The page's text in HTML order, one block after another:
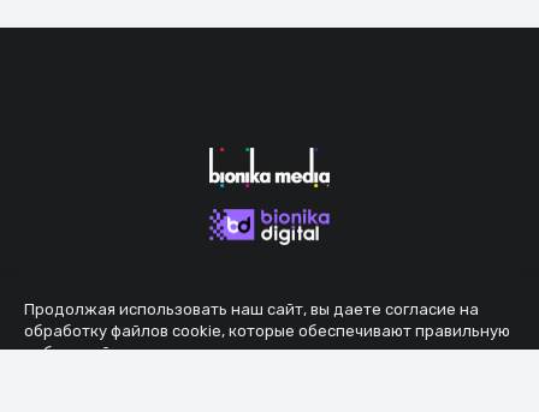
Продолжая использовать наш сайт, вы даете согласие на
обработку файлов cookie, которые обеспечивают правильную
работу сайта.